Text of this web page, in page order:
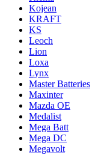
Kojean
KRAFT
KS
Leoch
Lion
Loxa
Lynx
Master Batteries
Maxinter
Mazda OE
Medalist
Mega Batt
Mega DC
Megavolt